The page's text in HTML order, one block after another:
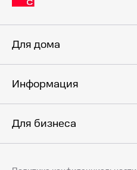
Для дома
Информация
Для бизнеса